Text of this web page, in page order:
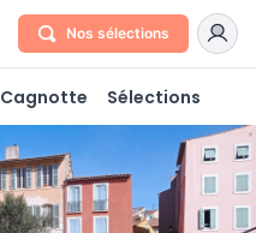
Nos sélections
Cagnotte Sélections